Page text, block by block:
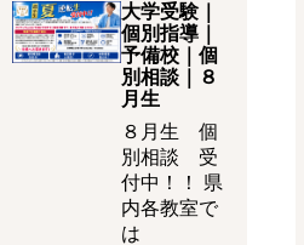
大学受験｜
個別指導｜
予備校｜個
別相談｜８
月生
８月生 個
別相談 受
付中！！ 県
内各教室で
は